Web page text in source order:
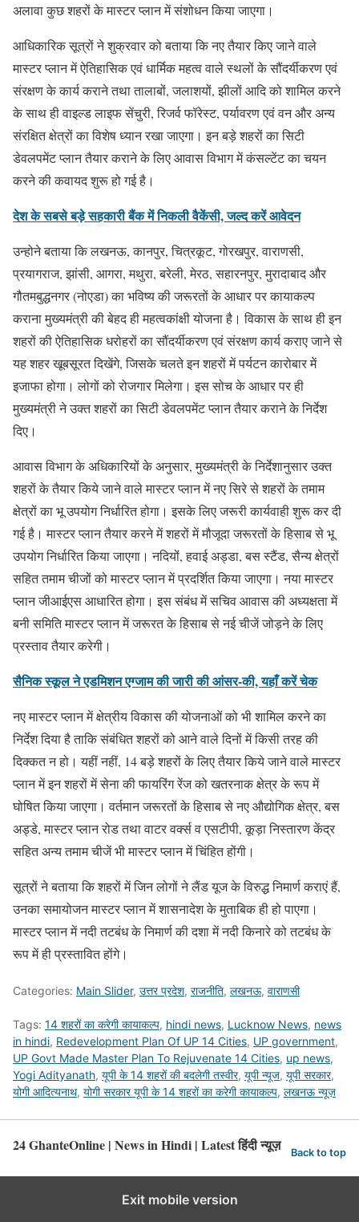
अलावा कुछ शहरों के मास्टर प्लान में संशोधन किया जाएगा।
आधिकारिक सूत्रों ने शुक्रवार को बताया कि नए तैयार किए जाने वाले
मास्टर प्लान में ऐतिहासिक एवं धार्मिक महत्व वाले स्थलों के सौंदर्यीकरण एवं
संरक्षण के कार्य कराने तथा तालाबों, जलाशयों, झीलों आदि को शामिल करने
के साथ ही वाइल्ड लाइफ सेंचुरी, रिजर्व फॉरेस्ट, पर्यावरण एवं वन और अन्य
संरक्षित क्षेत्रों का विशेष ध्यान रखा जाएगा। इन बड़े शहरों का सिटी
डेवलपमेंट प्लान तैयार कराने के लिए आवास विभाग में कंसल्टेंट का चयन
करने की कवायद शुरू हो गई है।
देश के सबसे बड़े सहकारी बैंक में निकली वैकेंसी, जल्द करें आवेदन
उन्होने बताया कि लखनऊ, कानपुर, चित्रकूट, गोरखपुर, वाराणसी,
प्रयागराज, झांसी, आगरा, मथुरा, बरेली, मेरठ, सहारनपुर, मुरादाबाद और
गौतमबुद्धनगर (नोएडा) का भविष्य की जरूरतों के आधार पर कायाकल्प
कराना मुख्यमंत्री की बेहद ही महत्वकांक्षी योजना है। विकास के साथ ही इन
शहरों की ऐतिहासिक धरोहरों का सौंदर्यीकरण एवं संरक्षण कार्य कराए जाने से
यह शहर खूबसूरत दिखेंगे, जिसके चलते इन शहरों में पर्यटन कारोबार में
इजाफा होगा। लोगों को रोजगार मिलेगा। इस सोच के आधार पर ही
मुख्यमंत्री ने उक्त शहरों का सिटी डेवलपमेंट प्लान तैयार कराने के निर्देश
दिए।
आवास विभाग के अधिकारियों के अनुसार, मुख्यमंत्री के निर्देशानुसार उक्त
शहरों के तैयार किये जाने वाले मास्टर प्लान में नए सिरे से शहरों के तमाम
क्षेत्रों का भू उपयोग निर्धारित होगा। इसके लिए जरूरी कार्यवाही शुरू कर दी
गई है। मास्टर प्लान तैयार करने में शहरों में मौजूदा जरूरतों के हिसाब से भू
उपयोग निर्धारित किया जाएगा। नदियों, हवाई अड्डा, बस स्टैंड, सैन्य क्षेत्रों
सहित तमाम चीजों को मास्टर प्लान में प्रदर्शित किया जाएगा। नया मास्टर
प्लान जीआईएस आधारित होगा। इस संबंध में सचिव आवास की अध्यक्षता में
बनी समिति मास्टर प्लान में जरूरत के हिसाब से नई चीजें जोड़ने के लिए
प्रस्ताव तैयार करेगी।
सैनिक स्कूल ने एडमिशन एग्जाम की जारी की आंसर-की, यहाँ करें चेक
नए मास्टर प्लान में क्षेत्रीय विकास की योजनाओं को भी शामिल करने का
निर्देश दिया है ताकि संबंधित शहरों को आने वाले दिनों में किसी तरह की
दिक्कत न हो। यहीं नहीं, 14 बड़े शहरों के लिए तैयार किये जाने वाले मास्टर
प्लान में इन शहरों में सेना की फायरिंग रेंज को खतरनाक क्षेत्र के रूप में
घोषित किया जाएगा। वर्तमान जरूरतों के हिसाब से नए औद्योगिक क्षेत्र, बस
अड्डे, मास्टर प्लान रोड तथा वाटर वर्क्स व एसटीपी, कूड़ा निस्तारण केंद्र
सहित अन्य तमाम चीजें भी मास्टर प्लान में चिंहित होंगी।
सूत्रों ने बताया कि शहरों में जिन लोगों ने लैंड यूज के विरुद्ध निमार्ण कराएं हैं,
उनका समायोजन मास्टर प्लान में शासनादेश के मुताबिक ही हो पाएगा।
मास्टर प्लान में नदी तटबंध के निमार्ण की दशा में नदी किनारे को तटबंध के
रूप में ही प्रस्तावित होंगे।
Categories: Main Slider, उत्तर प्रदेश, राजनीति, लखनऊ, वाराणसी
Tags: 14 शहरों का करेगी कायाकल्प, hindi news, Lucknow News, news
in hindi, Redevelopment Plan Of UP 14 Cities, UP government,
UP Govt Made Master Plan To Rejuvenate 14 Cities, up news,
Yogi Adityanath, यूपी के 14 शहरों की बदलेगी तस्वीर, यूपी न्यूज, यूपी सरकार,
योगी आदित्यनाथ, योगी सरकार यूपी के 14 शहरों का करेगी कायाकल्प, लखनऊ न्यूज़
24 GhanteOnline | News in Hindi | Latest हिंदी न्यूज़ Back to top
Exit mobile version